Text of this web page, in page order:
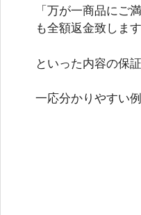
「万が一商品にご
も全額返金致します
といった内容の保
一応分かりやすい